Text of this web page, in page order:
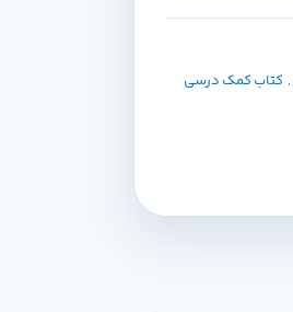
, کتاب کمک درسی